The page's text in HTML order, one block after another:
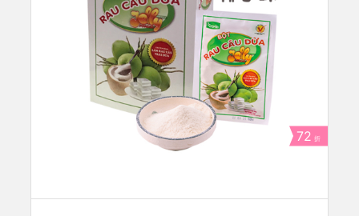
72 折